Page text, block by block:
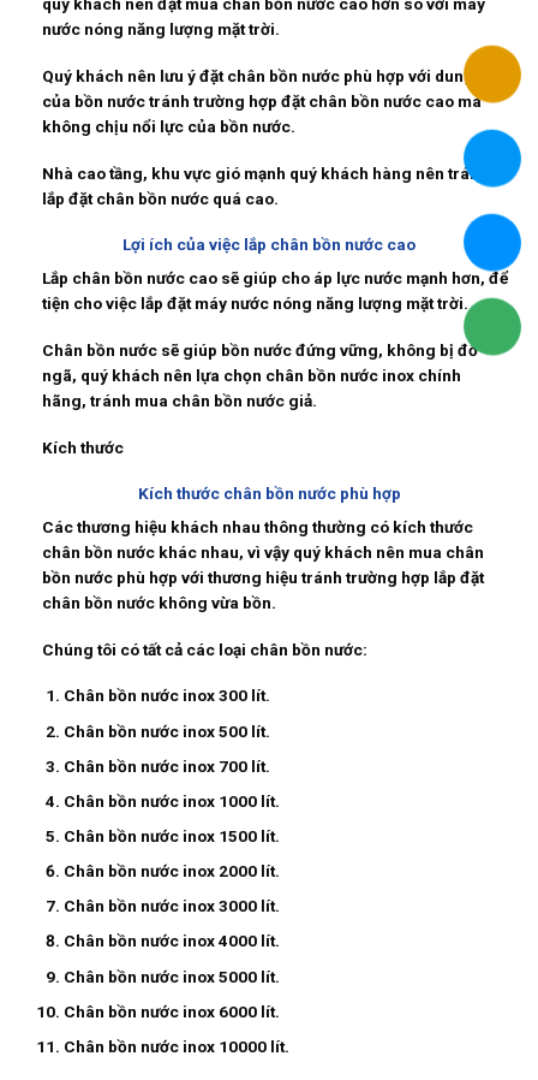
quý khách nên đặt mua chân bồn nước cao hơn so với máy
nước nóng năng lượng mặt trời.
Quý khách nên lưu ý đặt chân bồn nước phù hợp với dung tích
của bồn nước tránh trường hợp đặt chân bồn nước cao mà
không chịu nổi lực của bồn nước.
Nhà cao tầng, khu vực gió mạnh quý khách hàng nên tránh
lắp đặt chân bồn nước quá cao.
Lợi ích của việc lắp chân bồn nước cao
Lắp chân bồn nước cao sẽ giúp cho áp lực nước mạnh hơn, để
tiện cho việc lắp đặt máy nước nóng năng lượng mặt trời.
Chân bồn nước sẽ giúp bồn nước đứng vững, không bị đỗ
ngã, quý khách nên lựa chọn chân bồn nước inox chính
hãng, tránh mua chân bồn nước giả.
Kích thước
Kích thước chân bồn nước phù hợp
Các thương hiệu khách nhau thông thường có kích thước
chân bồn nước khác nhau, vì vậy quý khách nên mua chân
bồn nước phù hợp với thương hiệu tránh trường hợp lắp đặt
chân bồn nước không vừa bồn.
Chúng tôi có tất cả các loại chân bồn nước:
Chân bồn nước inox 300 lít.
Chân bồn nước inox 500 lít.
Chân bồn nước inox 700 lít.
Chân bồn nước inox 1000 lít.
Chân bồn nước inox 1500 lít.
Chân bồn nước inox 2000 lít.
Chân bồn nước inox 3000 lít.
Chân bồn nước inox 4000 lít.
Chân bồn nước inox 5000 lít.
Chân bồn nước inox 6000 lít.
Chân bồn nước inox 10000 lít.